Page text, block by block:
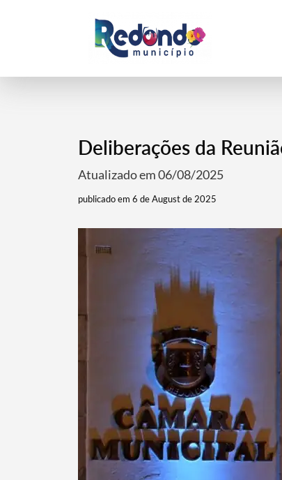
Termo de Pesquisa
Deliberações da
Atualizado em 06/08/2025
publicado em 6 de August de 2025